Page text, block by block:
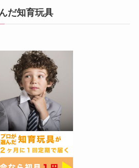
だ知育玩具